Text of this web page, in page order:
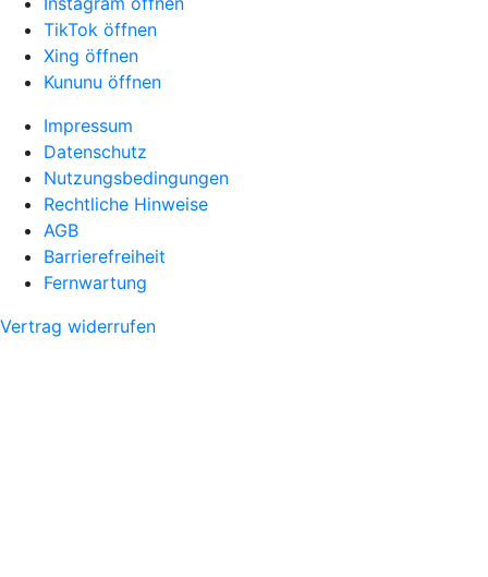
TikTok öffnen
Xing öffnen
Kununu öffnen
Impressum
Datenschutz
Nutzungsbedingungen
Rechtliche Hinweise
AGB
Barrierefreiheit
Fernwartung
Vertrag widerrufen